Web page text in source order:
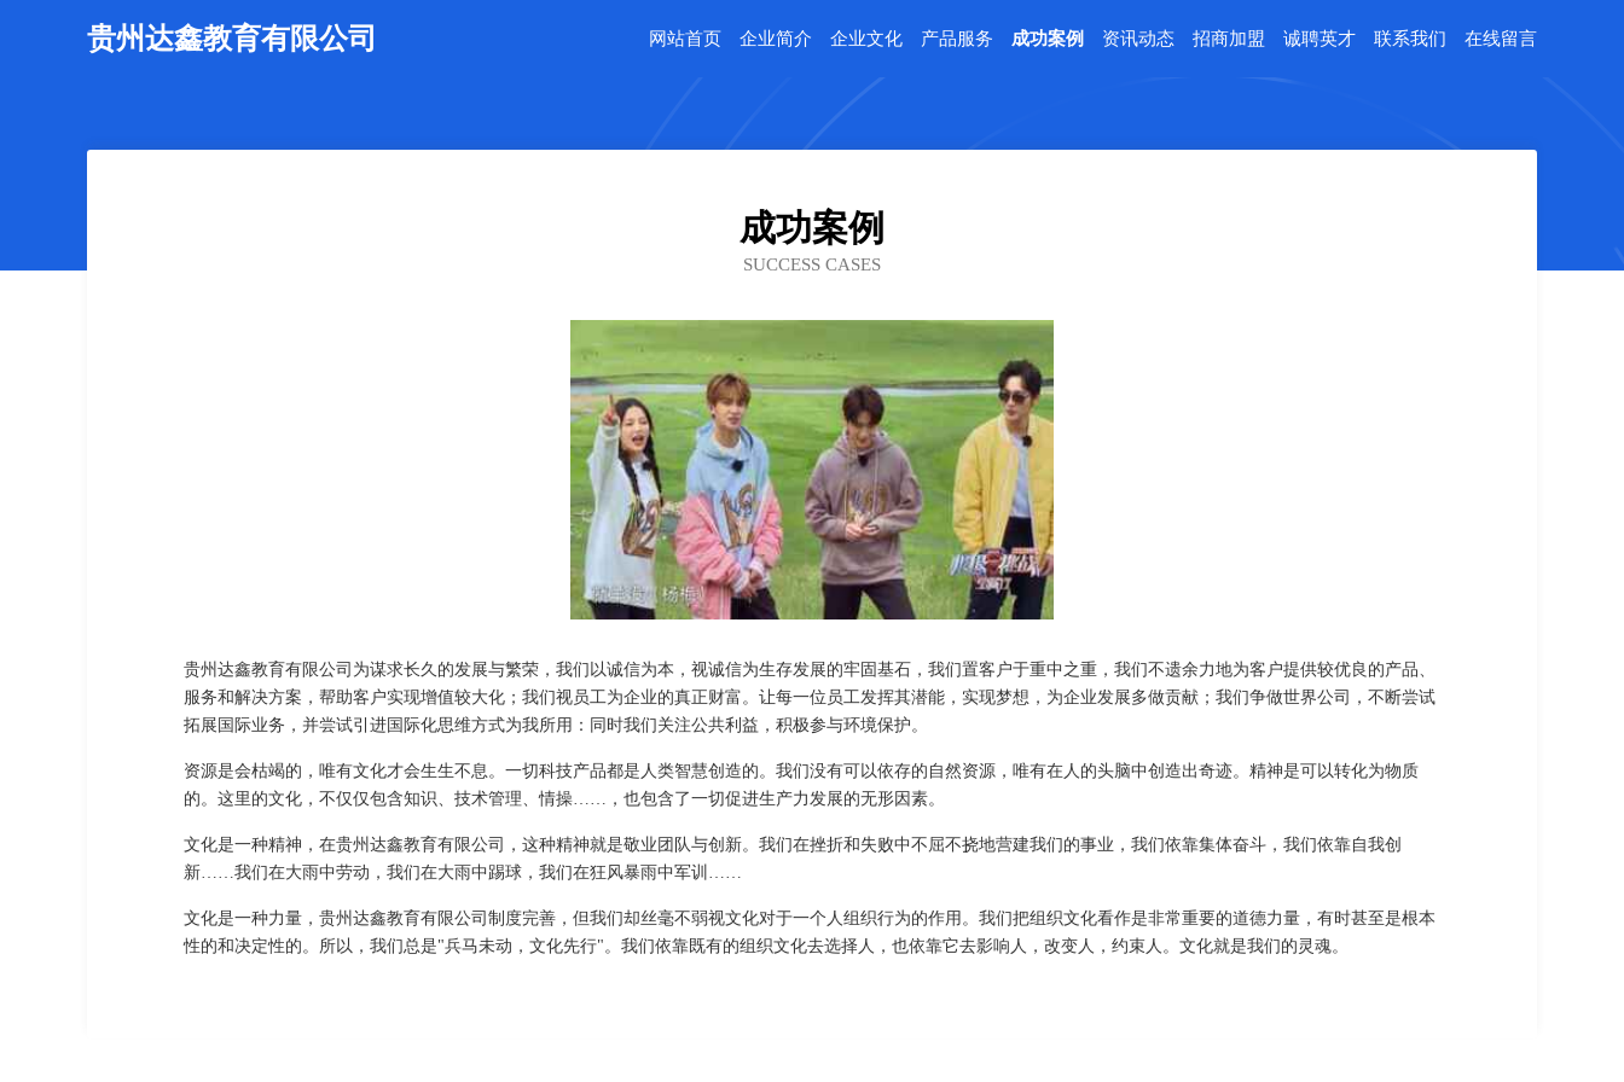
贵州达鑫教育有限公司 网站首页 企业简介 企业文化 产品服务 成功案例 资讯动态 招商加盟 诚聘英才 联系我们 在线留言
成功案例
SUCCESS CASES
贵州达鑫教育有限公司为谋求长久的发展与繁荣，我们以诚信为本，视诚信为生存发展的牢固基石，我们置客户于重中之重，我们不遗余力地为客户提供较优良的产品、
服务和解决方案，帮助客户实现增值较大化；我们视员工为企业的真正财富。让每一位员工发挥其潜能，实现梦想，为企业发展多做贡献；我们争做世界公司，不断尝试
拓展国际业务，并尝试引进国际化思维方式为我所用：同时我们关注公共利益，积极参与环境保护。
资源是会枯竭的，唯有文化才会生生不息。一切科技产品都是人类智慧创造的。我们没有可以依存的自然资源，唯有在人的头脑中创造出奇迹。精神是可以转化为物质
的。这里的文化，不仅仅包含知识、技术管理、情操……，也包含了一切促进生产力发展的无形因素。
文化是一种精神，在贵州达鑫教育有限公司，这种精神就是敬业团队与创新。我们在挫折和失败中不屈不挠地营建我们的事业，我们依靠集体奋斗，我们依靠自我创
新……我们在大雨中劳动，我们在大雨中踢球，我们在狂风暴雨中军训……
文化是一种力量，贵州达鑫教育有限公司制度完善，但我们却丝毫不弱视文化对于一个人组织行为的作用。我们把组织文化看作是非常重要的道德力量，有时甚至是根本
性的和决定性的。所以，我们总是"兵马未动，文化先行"。我们依靠既有的组织文化去选择人，也依靠它去影响人，改变人，约束人。文化就是我们的灵魂。